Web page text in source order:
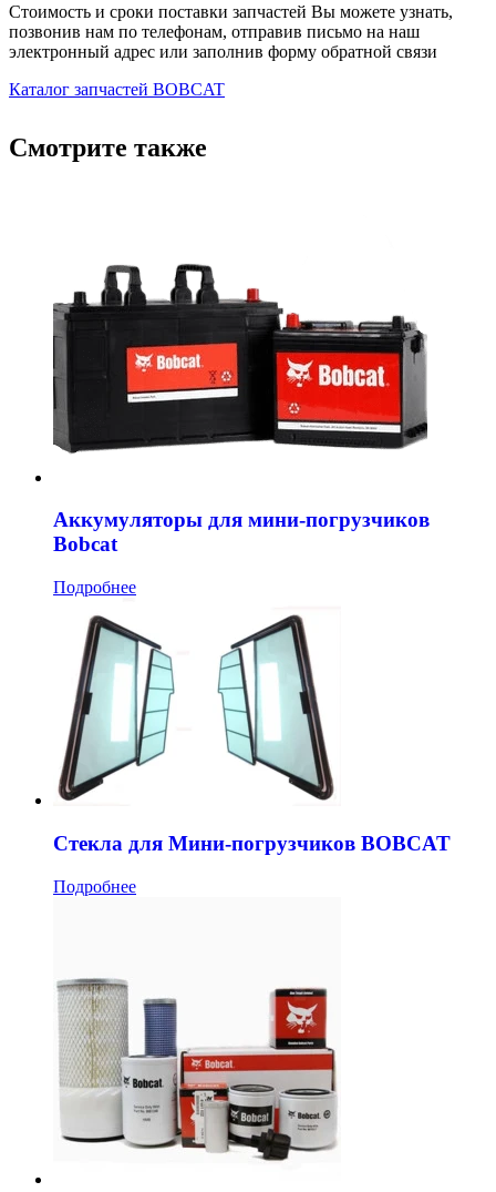
Стоимость и сроки поставки запчастей Вы можете узнать,
позвонив нам по телефонам, отправив письмо на наш
электронный адрес или заполнив форму обратной связи
Каталог запчастей BOBCAT
Смотрите также
Аккумуляторы для мини-погрузчиков
Bobcat
Подробнее
Стекла для Мини-погрузчиков BOBCAT
Подробнее